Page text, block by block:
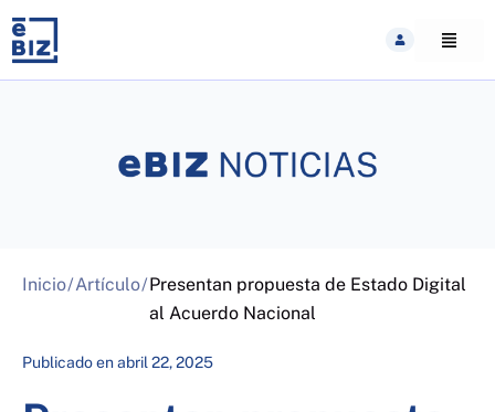
content
Inicio/Artículo/Presentan propuesta de Estado Digital
al Acuerdo Nacional
Publicado enabril 22, 2025